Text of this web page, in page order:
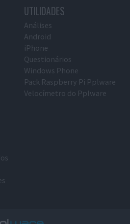
UTILIDADES
Análises
Android
iPhone
Questionários
Windows Phone
Pack Raspberry Pi Pplware
Velocímetro do Pplware